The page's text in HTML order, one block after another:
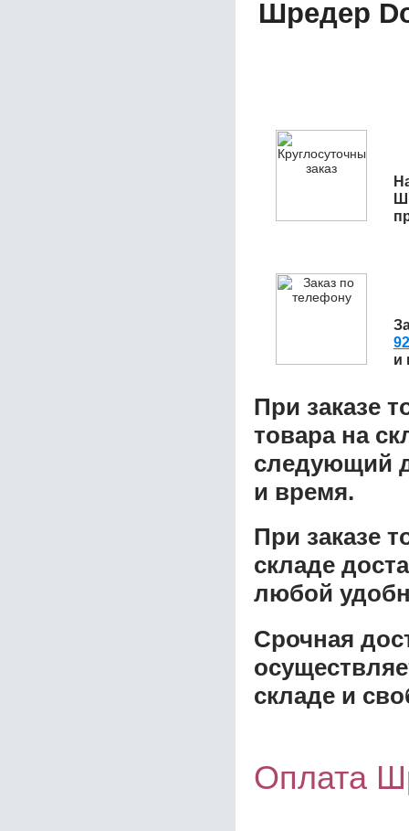
Шредер
и
При заказе
товара на
следующий
и время.
При заказе
складе
любой
Срочная
складе и
Оплата